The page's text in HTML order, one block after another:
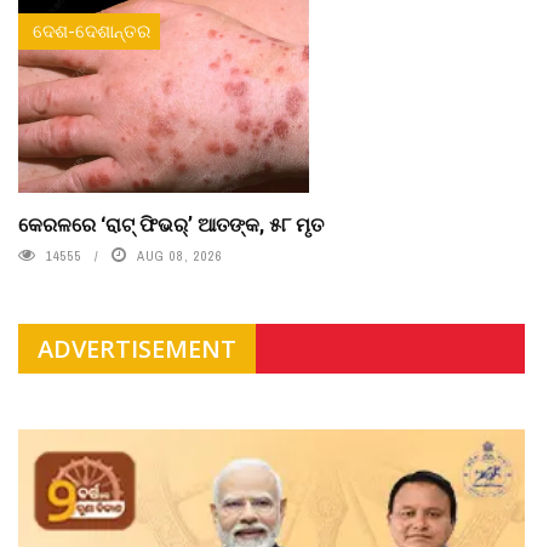
ଦେଶ-ଦେଶାନ୍ତର
କେରଳରେ ‘ରାଟ୍ ଫିଭର୍’ ଆତଙ୍କ, ୫୮ ମୃତ
14555 AUG 08, 2026
ADVERTISEMENT